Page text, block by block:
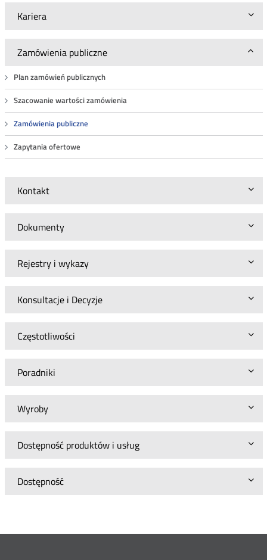
Kariera
Zamówienia publiczne
Plan zamówień publicznych
Szacowanie wartości zamówienia
Zamówienia publiczne
Zapytania ofertowe
Kontakt
Dokumenty
Rejestry i wykazy
Konsultacje i Decyzje
Częstotliwości
Poradniki
Wyroby
Dostępność produktów i usług
Dostępność